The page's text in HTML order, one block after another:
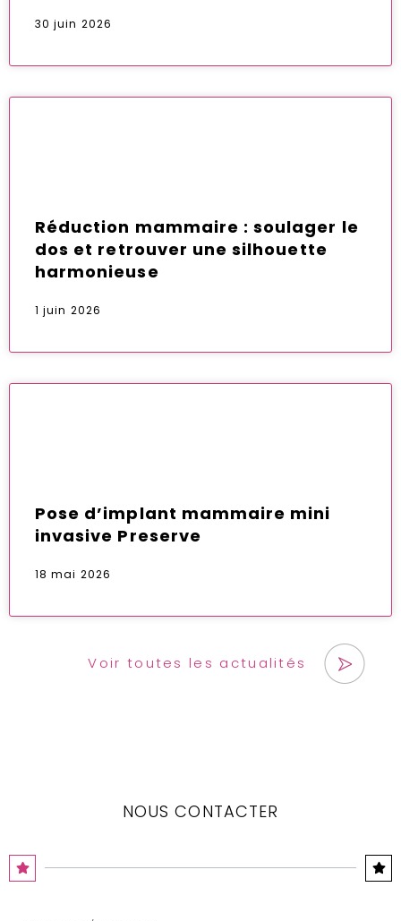
30 juin 2026
Réduction mammaire : soulager le
dos et retrouver une silhouette
harmonieuse
1 juin 2026
Pose d’implant mammaire mini
invasive Preserve
18 mai 2026
Voir toutes les actualités
NOUS CONTACTER